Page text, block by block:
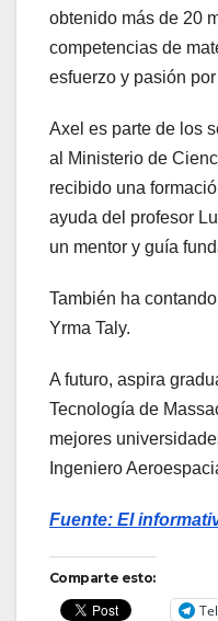
obtenido más de 20
competencias de
esfuerzo y pasión
Axel es parte de los
al Ministerio de
recibido una
ayuda del profesor
un mentor y guía
También ha
Yrma Taly.
A futuro, aspira
Tecnología de
mejores
Ingeniero
Fuente: El
Comparte esto: